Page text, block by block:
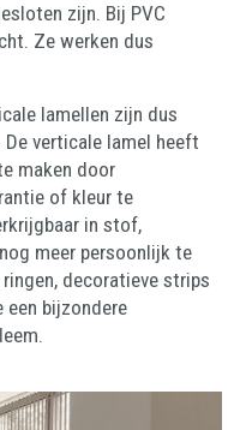
zijn. Bij PVC
Ze werken dus
lamellen zijn dus
verticale lamel heeft
maken door
of kleur te
in stof,
meer persoonlijk te
decoratieve strips
een bijzondere